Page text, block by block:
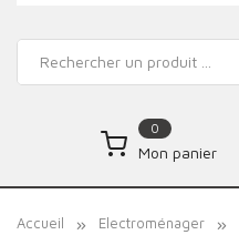
0
Mon panier
Accueil Electroménager